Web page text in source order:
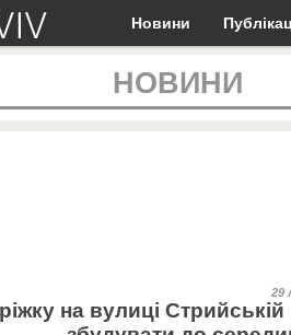
Новини
НОВИНИ
29
на вулиці